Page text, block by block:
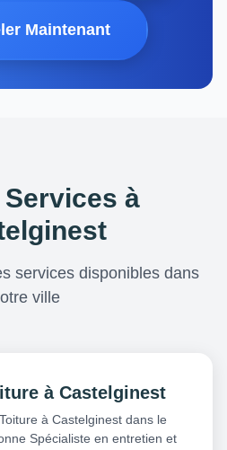
Maintenant
à
services disponibles dans
ville
à Castelginest
à Castelginest dans le
Spécialiste en entretien et